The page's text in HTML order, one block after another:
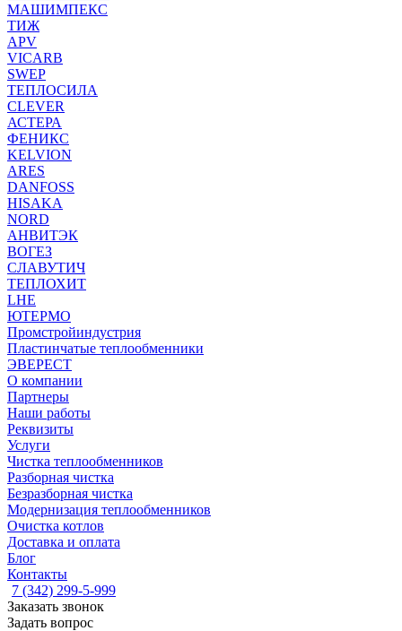
МАШИМПЕКС
ТИЖ
APV
VICARB
SWEP
ТЕПЛОСИЛА
CLEVER
АСТЕРА
ФЕНИКС
KELVION
ARES
DANFOSS
HISAKA
NORD
АНВИТЭК
ВОГЕЗ
СЛАВУТИЧ
ТЕПЛОХИТ
LHE
ЮТЕРМО
Промстройиндустрия
Пластинчатые теплообменники
ЭВЕРЕСТ
О компании
Партнеры
Наши работы
Реквизиты
Услуги
Чистка теплообменников
Разборная чистка
Безразборная чистка
Модернизация теплообменников
Очистка котлов
Доставка и оплата
Блог
Контакты
7 (342) 299-5-999
Заказать звонок
Задать вопрос